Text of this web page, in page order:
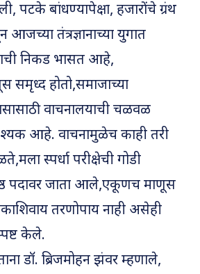
पटके बांधण्यापेक्षा, हजारोंचे ग्रंथ
तंत्रज्ञानाच्या युगात
निकड भासत आहे,
समृध्द होतो,समाजाच्या
वाचनालयाची चळवळ
आहे. वाचनामुळेच काही तरी
स्पर्धा परीक्षेची गोडी
पदावर जाता आले,एकूणच माणूस
तरणोपाय नाही असेही
केले.
डॉ. ब्रिजमोहन झंवर म्हणाले,